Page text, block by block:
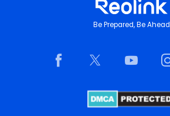
Be Prepared, Be Ahead